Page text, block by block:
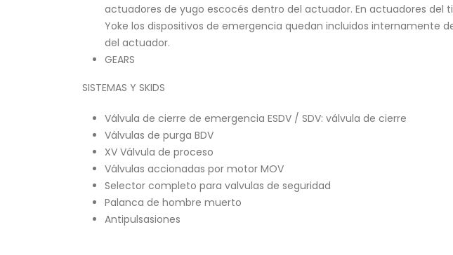
actuadores de yugo escocés dentro del actuador. En actuadores del
Yoke los dispositivos de emergencia quedan incluidos internamente
del actuador.
GEARS
SISTEMAS Y SKIDS
Válvula de cierre de emergencia ESDV / SDV: válvula de cierre
Válvulas de purga BDV
XV Válvula de proceso
Válvulas accionadas por motor MOV
Selector completo para valvulas de seguridad
Palanca de hombre muerto
Antipulsasiones